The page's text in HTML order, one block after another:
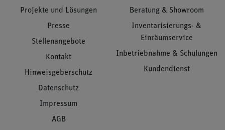
Projekte und Lösungen
Presse
Stellenangebote
Kontakt
Hinweisgeberschutz
Datenschutz
Impressum
AGB
Beratung & Showroom
Inventarisierungs- &
Einräumservice
Inbetriebnahme & Schulungen
Kundendienst